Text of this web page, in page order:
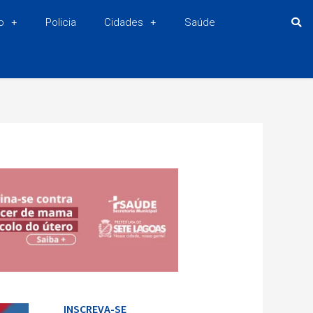
Policia Cidades Saúde
INSCREVA-SE